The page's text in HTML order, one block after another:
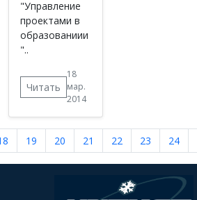
"Управление
проектами в
образованиии
"..
Читать
18
мар.
2014
19 20 21 22 23 24